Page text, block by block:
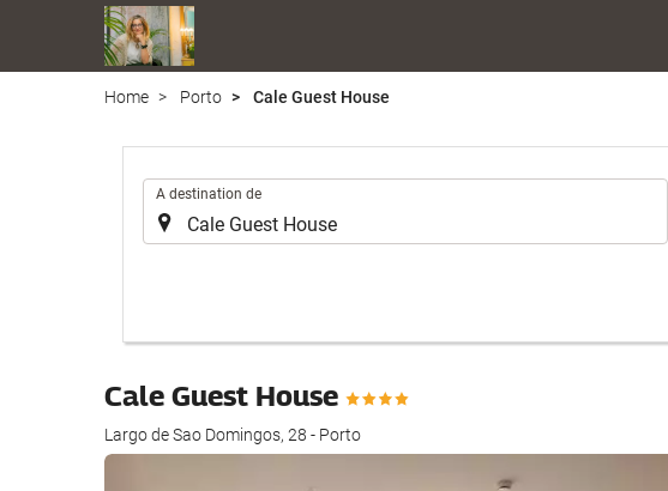
Home Porto Cale Guest House
A destination de
Cale Guest House
Largo de Sao Domingos, 28 - Porto